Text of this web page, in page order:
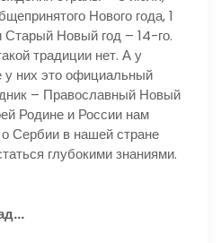
Нового года, 1
Новый год – 14-го.
традиции нет. А у
у них это официальный
– Православный Новый
Родине и России нам
о Сербии в нашей стране
глубокими знаниями.